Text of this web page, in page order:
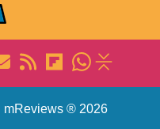
| mReviews ® 2026